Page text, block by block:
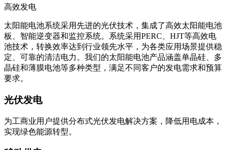
高效发电
太阳能电池系统采用先进的光伏技术，集成了高效太阳能电池
板、智能逆变器和监控系统。系统采用PERC、HJT等高效电
池技术，转换效率达到行业领先水平，为各类应用场景提供稳
定、可靠的清洁电力。我们的太阳能电池产品涵盖单晶硅、多
晶硅和薄膜电池等多种类型，满足不同客户的发电需求和预算
要求。
光伏发电
为工商业用户提供分布式光伏发电解决方案，降低用电成本，
实现绿色能源转型。